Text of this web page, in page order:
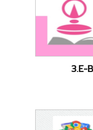
3.E-